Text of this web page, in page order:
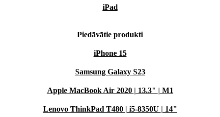
iPad
Piedāvātie produkti
iPhone 15
Samsung Galaxy S23
Apple MacBook Air 2020 | 13.3" | M1
Lenovo ThinkPad T480 | i5-8350U | 14"